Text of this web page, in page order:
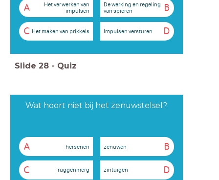
A
Het verwerken van
impulsen
B
De werking en regeling
van spieren
C Het maken van prikkels D
Impulsen versturen
Slide 28 - Quiz
Wat hoort niet bij het zenuwstelsel?
A hersenen B
zenuwen
C ruggenmerg D
zintuigen